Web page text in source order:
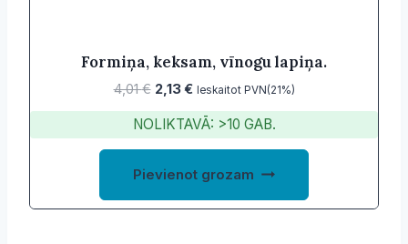
Formiņa, keksam, vīnogu lapiņa.
4,01€ Original
price
was:
4,01 €.
2,13€Current
price
is:
2,13 €.
Ieskaitot PVN(21%)
NOLIKTAVĀ: >10 GAB.
Pievienot grozam